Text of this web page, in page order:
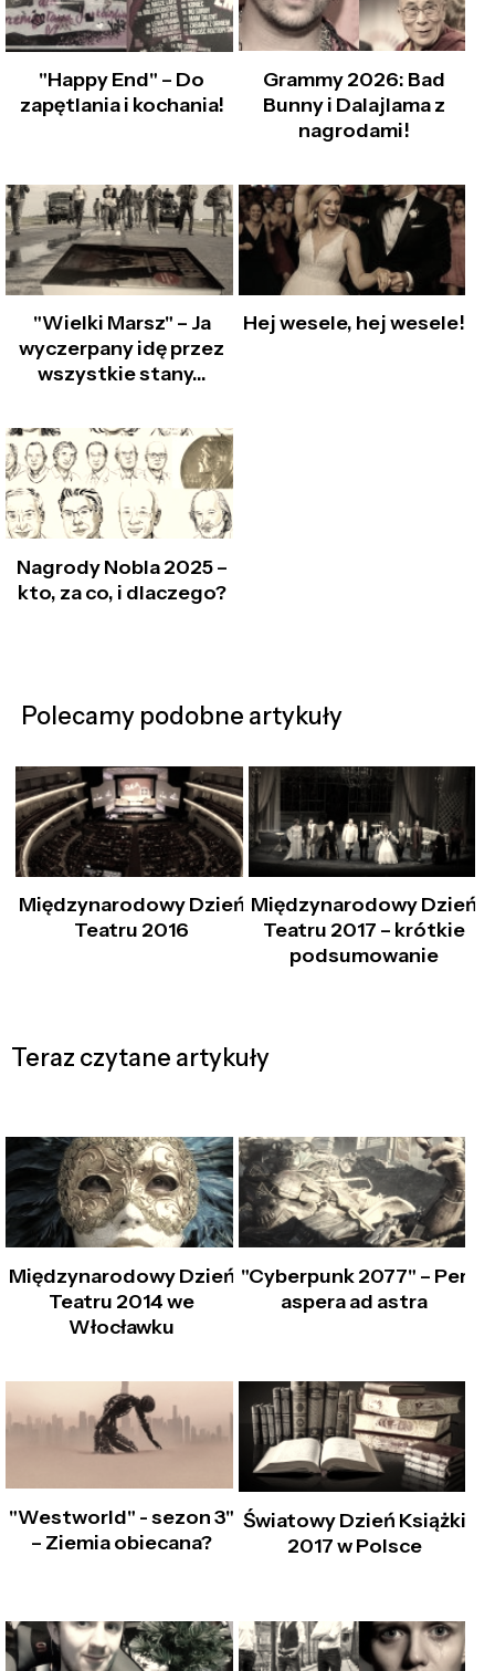
"Happy End" – Do
zapętlania i kochania!
Grammy 2026: Bad
Bunny i Dalajlama z
nagrodami!
"Wielki Marsz" – Ja
wyczerpany idę przez
wszystkie stany…
Hej wesele, hej wesele!
Nagrody Nobla 2025 –
kto, za co, i dlaczego?
Polecamy podobne artykuły
Międzynarodowy Dzień
Teatru 2016
Międzynarodowy Dzień
Teatru 2017 – krótkie
podsumowanie
Teraz czytane artykuły
Międzynarodowy Dzień
Teatru 2014 we
Włocławku
"Cyberpunk 2077" – Per
aspera ad astra
"Westworld" - sezon 3"
– Ziemia obiecana?
Światowy Dzień Książki
2017 w Polsce